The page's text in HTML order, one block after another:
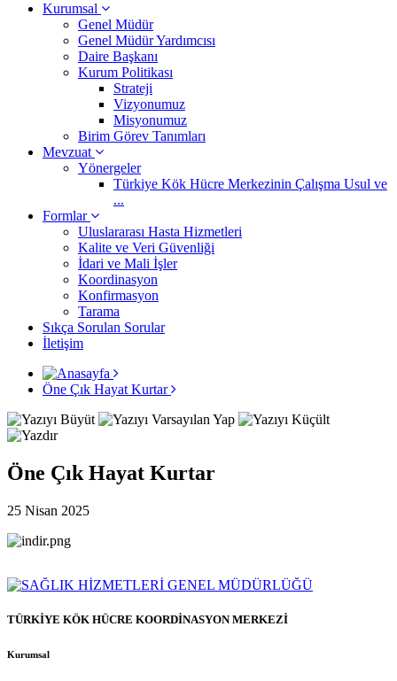
Kurumsal
Genel Müdür
Genel Müdür Yardımcısı
Daire Başkanı
Kurum Politikası
Strateji
Vizyonumuz
Misyonumuz
Birim Görev Tanımları
Mevzuat
Yönergeler
Türkiye Kök Hücre Merkezinin Çalışma Usul ve
...
Formlar
Uluslararası Hasta Hizmetleri
Kalite ve Veri Güvenliği
İdari ve Mali İşler
Koordinasyon
Konfirmasyon
Tarama
Sıkça Sorulan Sorular
İletişim
Öne Çık Hayat Kurtar
Öne Çık Hayat Kurtar
25 Nisan 2025
TÜRKİYE KÖK HÜCRE KOORDİNASYON MERKEZİ
Kurumsal